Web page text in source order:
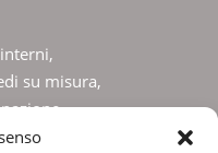
su misura,